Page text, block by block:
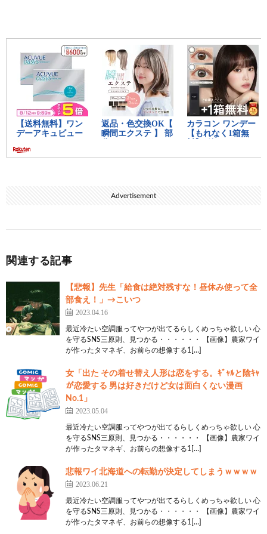
思考 2021/09/14(火) 02:08:29.61 ID:5BUPEnlia
あのおばちゃんって結局300人委員会なんか？
思考 2021/09/14(火) 02:09:13.17 ID:VSnZ5UuI0
>>13
せやでセナルートで明かされる
21:思考 2021/09/14(火) 02:10:37.02 ID:5BUPEnlia
27:思考 2021/09/14(火) 02:11:28.90 ID:VSnZ5UuI0
そこら辺もアノニマスコードやら更にあとのゲーム
14:思考 2021/09/14(火) 02:08:45.45 ID:OIIgIrp20
ワイシュタゲはスピンオフ含めやったけどカオスヘ
ッドは絵柄が苦手であかんわ
>>14
ガッツリ一昔前のエロゲ絵だからな
思考 2021/09/14(火) 02:09:38.12 ID:S9/Cosv6a
伊藤くん可哀想過ぎない？
思考 2021/09/14(火) 02:10:14.07 ID:us4Wor6K0
PS NOW定期
1001：思考ちゃんねる
Advertisement
関連する記事
【悲報】先生「給食は絶対残すな！昼休み使って全
部食え！」→こいつ
2023.04.16
最近冷たい空調服ってやつが出てるらしくめっちゃ欲しい 心
を守るSNS三原則、見つかる・・・・・・ 【画像】農家ワイ
が作ったタマネギ、お前らの想像する1[…]
女「出た その着せ替え人形は恋をする。ｷﾞｬﾙと陰ｷｬ
が恋愛する 男は好きだけど女は面白くない漫画
No.1」
2023.05.04
最近冷たい空調服ってやつが出てるらしくめっちゃ欲しい 心
を守るSNS三原則、見つかる・・・・・・ 【画像】農家ワイ
が作ったタマネギ、お前らの想像する1[…]
悲報ワイ北海道への転勤が決定してしまうｗｗｗｗ
2023.06.21
最近冷たい空調服ってやつが出てるらしくめっちゃ欲しい 心
を守るSNS三原則、見つかる・・・・・・ 【画像】農家ワイ
が作ったタマネギ、お前らの想像する1[…]